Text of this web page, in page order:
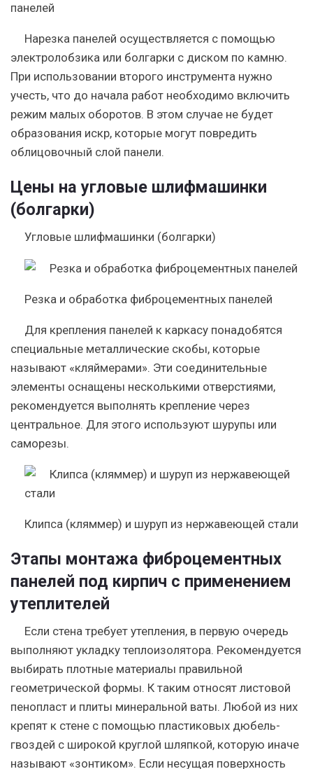
панелей
Нарезка панелей осуществляется с помощью
электролобзика или болгарки с диском по камню.
При использовании второго инструмента нужно
учесть, что до начала работ необходимо включить
режим малых оборотов. В этом случае не будет
образования искр, которые могут повредить
облицовочный слой панели.
Цены на угловые шлифмашинки
(болгарки)
Угловые шлифмашинки (болгарки)
Резка и обработка фиброцементных панелей
Для крепления панелей к каркасу понадобятся
специальные металлические скобы, которые
называют «кляймерами». Эти соединительные
элементы оснащены несколькими отверстиями,
рекомендуется выполнять крепление через
центральное. Для этого используют шурупы или
саморезы.
Клипса (кляммер) и шуруп из нержавеющей стали
Этапы монтажа фиброцементных
панелей под кирпич с применением
утеплителей
Если стена требует утепления, в первую очередь
выполняют укладку теплоизолятора. Рекомендуется
выбирать плотные материалы правильной
геометрической формы. К таким относят листовой
пенопласт и плиты минеральной ваты. Любой из них
крепят к стене с помощью пластиковых дюбель-
гвоздей с широкой круглой шляпкой, которую иначе
называют «зонтиком». Если несущая поверхность